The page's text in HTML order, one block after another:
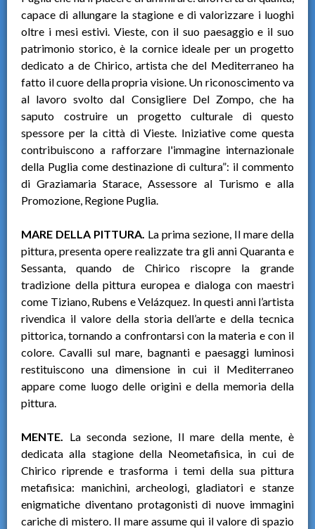
capace di allungare la stagione e di valorizzare i luoghi
oltre i mesi estivi. Vieste, con il suo paesaggio e il suo
patrimonio storico, è la cornice ideale per un progetto
dedicato a de Chirico, artista che del Mediterraneo ha
fatto il cuore della propria visione. Un riconoscimento va
al lavoro svolto dal Consigliere Del Zompo, che ha
saputo costruire un progetto culturale di questo
spessore per la città di Vieste. Iniziative come questa
contribuiscono a rafforzare l'immagine internazionale
della Puglia come destinazione di cultura”: il commento
di Graziamaria Starace, Assessore al Turismo e alla
Promozione, Regione Puglia.
MARE DELLA PITTURA. La prima sezione, Il mare della
pittura, presenta opere realizzate tra gli anni Quaranta e
Sessanta, quando de Chirico riscopre la grande
tradizione della pittura europea e dialoga con maestri
come Tiziano, Rubens e Velázquez. In questi anni l’artista
rivendica il valore della storia dell’arte e della tecnica
pittorica, tornando a confrontarsi con la materia e con il
colore. Cavalli sul mare, bagnanti e paesaggi luminosi
restituiscono una dimensione in cui il Mediterraneo
appare come luogo delle origini e della memoria della
pittura.
MENTE. La seconda sezione, Il mare della mente, è
dedicata alla stagione della Neometafisica, in cui de
Chirico riprende e trasforma i temi della sua pittura
metafisica: manichini, archeologi, gladiatori e stanze
enigmatiche diventano protagonisti di nuove immagini
cariche di mistero. Il mare assume qui il valore di spazio